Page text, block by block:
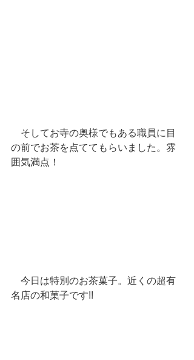
そしてお寺の奥様でもある職員に目
の前でお茶を点ててもらいました。雰
囲気満点！
今日は特別のお茶菓子。近くの超有
名店の和菓子です!!